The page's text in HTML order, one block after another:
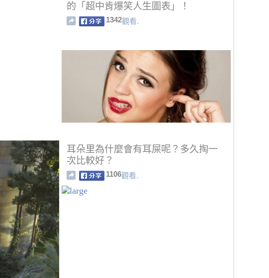
的「超中肯爆笑人生圖表」！
1342觀看.
耳朵里為什麼會有耳屎呢？多久掏一
次比較好？
1106觀看.